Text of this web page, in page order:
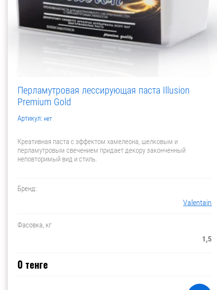
Перламутровая лессирующая паста Illusion
Premium Gold
Артикул: нет
Креативная паста с эффектом хамелеона, шелковым и
перламутровым свечением придает декору законченный
неповторимый вид и стиль.
Бренд:
Valentain
Фасовка, кг
1,5
0 тенге